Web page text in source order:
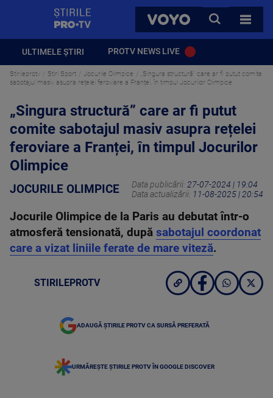
VOYO
CAUTA
TOATE
ULTIMELE ȘTIRI PROTV NEWS LIVE
Stirileprotv Stiri Sport Jocurile Olimpice
„Singura structură” care ar fi putut comite
sabotajul masiv asupra rețelei feroviare a Franței, în timpul Jocurilor Olimpice
„Singura structură” care ar fi putut
comite sabotajul masiv asupra rețelei
feroviare a Franței, în timpul Jocurilor
Olimpice
JOCURILE OLIMPICE Data publicării: 27-07-2024 | 19:04
Data actualizării: 11-08-2025 | 20:54
Jocurile Olimpice de la Paris au debutat într-o
atmosferă tensionată, după sabotajul coordonat
care a vizat liniile ferate de mare viteză.
STIRILEPROTV
ADAUGĂ ȘTIRILE PROTV CA SURSĂ PREFERATĂ
URMĂREȘTE ȘTIRILE PROTV ÎN GOOGLE DISCOVER